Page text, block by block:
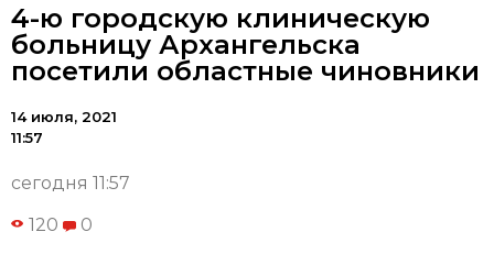
4-ю городскую клиническую
больницу Архангельска
посетили областные чиновники
14 июля, 2021
11:57
сегодня 11:57
120 0